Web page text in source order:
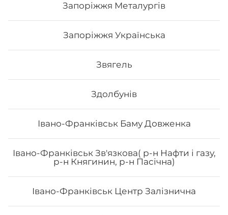
Запоріжжя Металургів
Запоріжжя Українська
Звягель
Здолбунів
Івано-Франківськ Баму Довженка
Івано-Франківськ Зв'язкова( р-н Нафти і газу,
р-н Княгинин, р-н Пасічна)
Івано-Франківськ Центр Залізнична
Морайдо